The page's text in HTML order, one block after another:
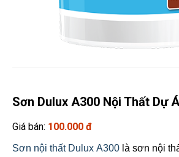
Sơn Dulux A300 Nội Thất Dự
Giá bán: 100.000 đ
Sơn nội thất Dulux A300 là sơn nội